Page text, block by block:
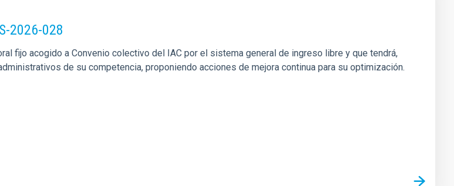
2026-028
fijo acogido a Convenio colectivo del IAC por el sistema general de ingreso libre y que tendrá,
de su competencia, proponiendo acciones de mejora continua para su optimización.